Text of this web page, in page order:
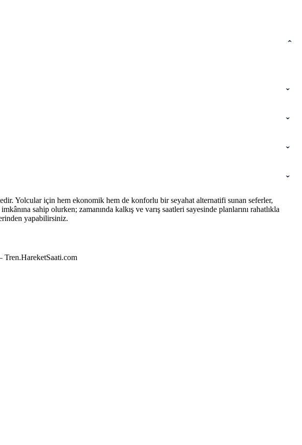
Yolcular için hem ekonomik hem de konforlu bir seyahat alternatifi sunan seferler,
sahip olurken; zamanında kalkış ve varış saatleri sayesinde planlarını rahatlıkla
yapabilirsiniz.
Tren.HareketSaati.com